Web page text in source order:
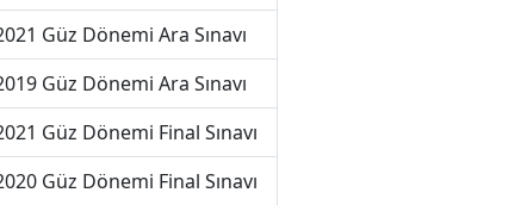
Güz Dönemi Ara Sınavı
Güz Dönemi Ara Sınavı
Güz Dönemi Final Sınavı
Güz Dönemi Final Sınavı